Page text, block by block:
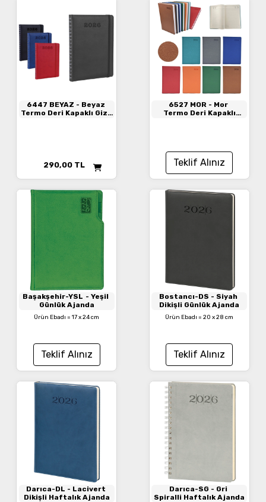
6447 BEYAZ - Beyaz
Termo Deri Kapaklı Gizli
290,00 TL
6527 MOR - Mor
Termo Deri Kapaklı
Teklif Alınız
Başakşehir-YSL - Yeşil
Günlük Ajanda
Ürün Ebadı = 17 x 24 cm
Teklif Alınız
Bostancı-DS - Siyah
Dikişli Günlük Ajanda
Ürün Ebadı = 20 x 28 cm
Teklif Alınız
Darıca-DL - Lacivert
Dikişli Haftalık Ajanda
Darıca-SG - Gri
Spiralli Haftalık Ajanda